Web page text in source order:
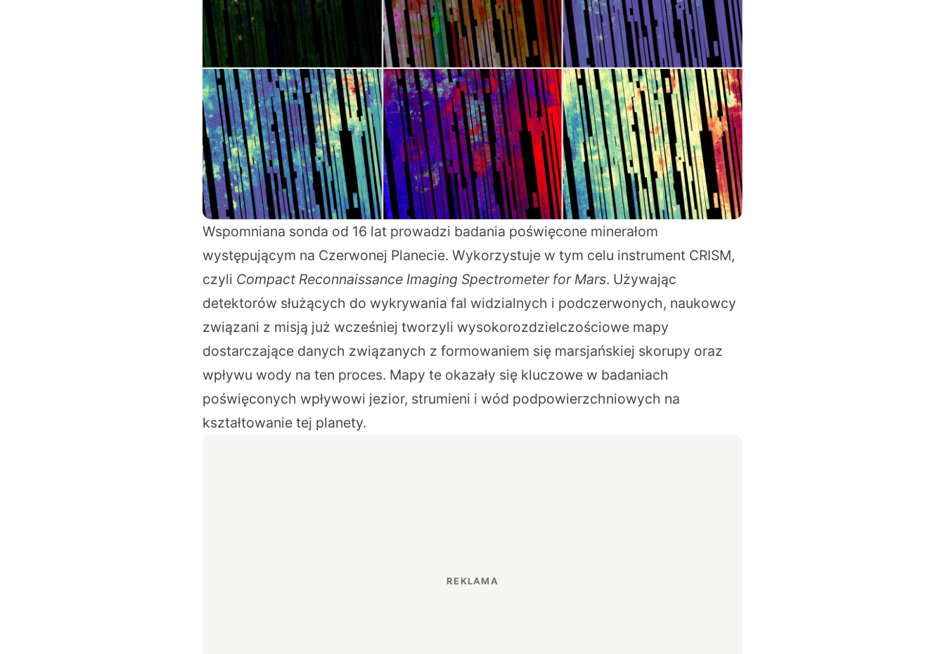
Wspomniana sonda od 16 lat prowadzi badania poświęcone minerałom
występującym na Czerwonej Planecie. Wykorzystuje w tym celu instrument CRISM,
czyli Compact Reconnaissance Imaging Spectrometer for Mars. Używając
detektorów służących do wykrywania fal widzialnych i podczerwonych, naukowcy
związani z misją już wcześniej tworzyli wysokorozdzielczościowe mapy
dostarczające danych związanych z formowaniem się marsjańskiej skorupy oraz
wpływu wody na ten proces. Mapy te okazały się kluczowe w badaniach
poświęconych wpływowi jezior, strumieni i wód podpowierzchniowych na
kształtowanie tej planety.